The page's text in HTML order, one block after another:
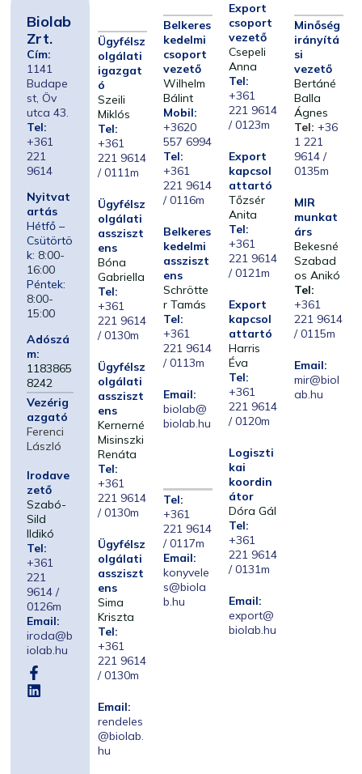
Biolab
Zrt.
Cím:
1141
Budape
st, Öv
utca 43.
Tel:
+361
221
9614
Nyitvat
artás
Hétfő –
Csütörtö
k: 8:00-
16:00
Péntek:
8:00-
15:00
Adószá
m:
1183865
8242
Vezérig
azgató
Ferenci
László
Irodave
zető
Szabó-
Sild
Ildikó
Tel:
+361
221
9614 /
0126m
Email:
iroda@b
iolab.hu
Ügyfélsz
olgálati
igazgat
ó
Szeili
Miklós
Tel:
+361
221 9614
/ 0111m
Ügyfélsz
olgálati
assziszt
ens
Bóna
Gabriella
Tel:
+361
221 9614
/ 0130m
Ügyfélsz
olgálati
assziszt
ens
Kernerné
Misinszki
Renáta
Tel:
+361
221 9614
/ 0130m
Ügyfélsz
olgálati
assziszt
ens
Sima
Kriszta
Tel:
+361
221 9614
/ 0130m
Email:
rendeles
@biolab.
hu
Belkeres
kedelmi
csoport
vezető
Wilhelm
Bálint
Mobil:
+3620
557 6994
Tel:
+361
221 9614
/ 0116m
Belkeres
kedelmi
assziszt
ens
Schrötte
r Tamás
Tel:
+361
221 9614
/ 0113m
Email:
biolab@
biolab.hu
Tel:
+361
221 9614
/ 0117m
Email:
konyvele
s@biola
b.hu
Export
csoport
vezető
Csepeli
Anna
Tel:
+361
221 9614
/ 0123m
Export
kapcsol
attartó
Tőzsér
Anita
Tel:
+361
221 9614
/ 0121m
Export
kapcsol
attartó
Harris
Éva
Tel:
+361
221 9614
/ 0120m
Logiszti
kai
koordin
átor
Dóra Gál
Tel:
+361
221 9614
/ 0131m
Email:
export@
biolab.hu
Minőség
irányítá
si
vezető
Bertáné
Balla
Ágnes
Tel: +36
1 221
9614 /
0135m
MIR
munkat
árs
Bekesné
Szabad
os Anikó
Tel:
+361
221 9614
/ 0115m
Email:
mir@biol
ab.hu